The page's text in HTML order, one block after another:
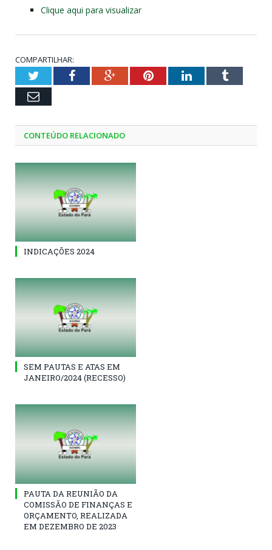
Clique aqui para visualizar
COMPARTILHAR:
TwitterFacebookGoogle+PinterestLinkedInTumblr
Email
CONTEÚDO RELACIONADO
INDICAÇÕES 2024
SEM PAUTAS E ATAS EM
JANEIRO/2024 (RECESSO)
PAUTA DA REUNIÃO DA
COMISSÃO DE FINANÇAS E
ORÇAMENTO, REALIZADA
EM DEZEMBRO DE 2023